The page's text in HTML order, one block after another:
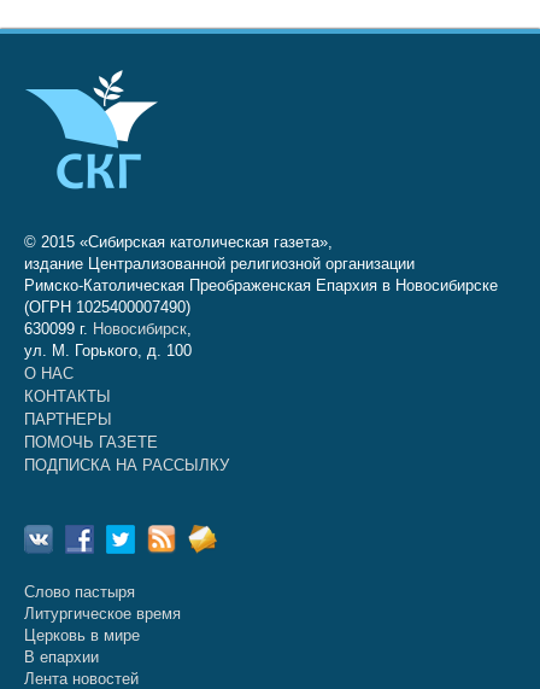
© 2015 «Сибирская католическая газета»,
издание Централизованной религиозной организации
Римско-Католическая Преображенская Епархия в Новосибирске
(ОГРН 1025400007490)
630099 г. Новосибирск
ул. М. Горького, д. 100
О НАС
КОНТАКТЫ
ПАРТНЕРЫ
ПОМОЧЬ ГАЗЕТЕ
ПОДПИСКА НА РАССЫЛКУ
Слово пастыря
Литургическое время
Церковь в мире
В епархии
Лента новостей